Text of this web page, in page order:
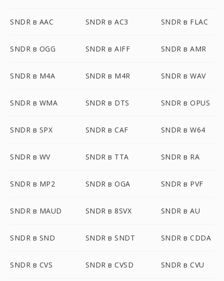
SNDR в AAC SNDR в AC3 SNDR в FLAC
SNDR в OGG SNDR в AIFF SNDR в AMR
SNDR в M4A SNDR в M4R SNDR в WAV
SNDR в WMA SNDR в DTS SNDR в OPUS
SNDR в SPX SNDR в CAF SNDR в W64
SNDR в WV SNDR в TTA SNDR в RA
SNDR в MP2 SNDR в OGA SNDR в PVF
SNDR в MAUD SNDR в 8SVX SNDR в AU
SNDR в SND SNDR в SNDT SNDR в CDDA
SNDR в CVS SNDR в CVSD SNDR в CVU